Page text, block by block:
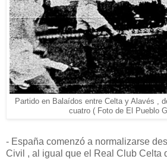
Partido en Balaídos entre Celta y Alavés ,
cuatro ( Foto de El Pueblo
- España comenzó a normalizarse
Civil , al igual que el Real Club Celta